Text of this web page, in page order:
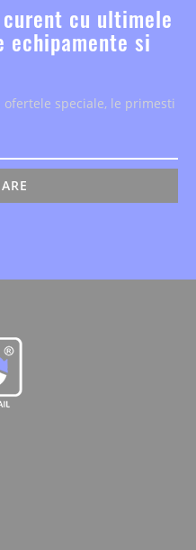
cu ultimele
si
speciale, le primesti